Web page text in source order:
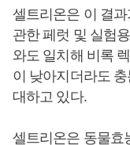
셀트리온은 이 결
관한 페럿 및 실험
와도 일치해 비록
이 낮아지더라도
대하고 있다.
셀트리온은 동물효